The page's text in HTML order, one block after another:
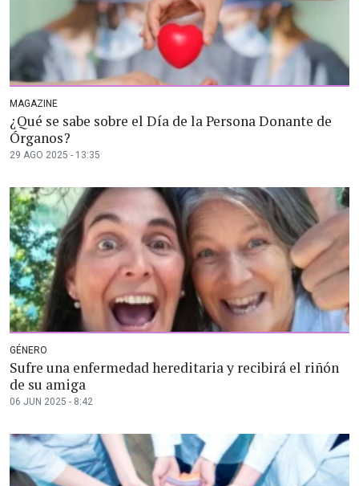
MAGAZINE
¿Qué se sabe sobre el Día de la Persona Donante de
Órganos?
29 AGO 2025 - 13:35
GÉNERO
Sufre una enfermedad hereditaria y recibirá el riñón
de su amiga
06 JUN 2025 - 8:42